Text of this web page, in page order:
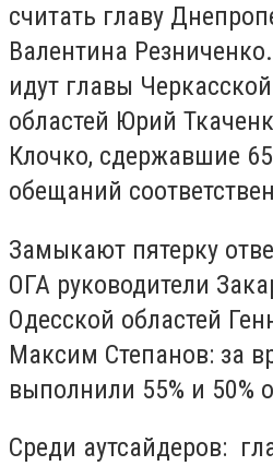
считать главу
Валентина
идут главы
областей Юрий
Клочко, сдержавшие
обещаний
Замыкают пятерку
ОГА руководители
Одесской областей
Максим Степанов: за
выполнили 55% и 50%
Среди аутсайдеров: